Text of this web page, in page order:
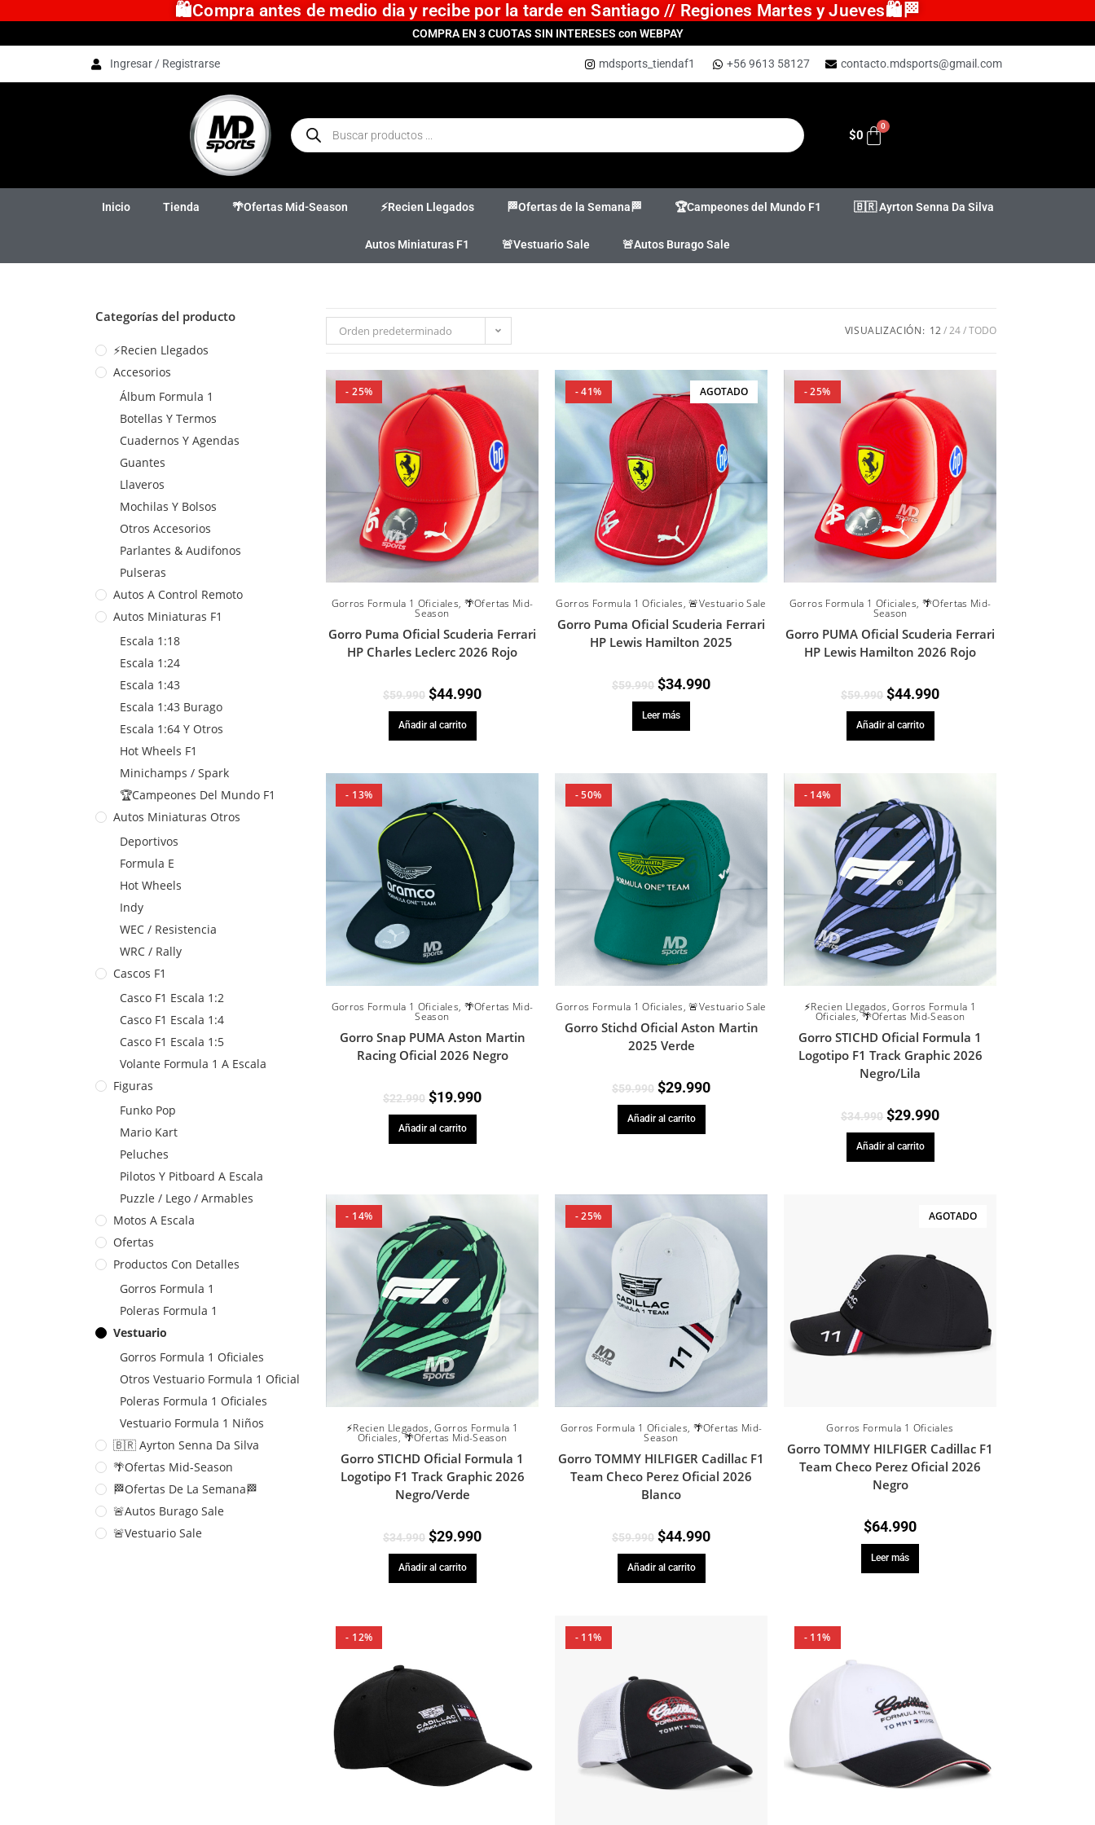
🛍️Compra antes de medio dia y recibe por la tarde en Santiago // Regiones Martes y Jueves🛍️🏁
COMPRA EN 3 CUOTAS SIN INTERESES con WEBPAY
Ingresar / Registrarse mdsports_tiendaf1 +56 9613 58127 contacto.mdsports@gmail.com
$0
Inicio Tienda 🌴Ofertas Mid-Season ⚡Recien Llegados 🏁Ofertas de la Semana🏁 🏆Campeones del Mundo F1 🇧🇷 Ayrton Senna Da Silva
Autos Miniaturas F1 🚨Vestuario Sale 🚨Autos Burago Sale
Categorías del producto
⚡Recien Llegados
Accesorios
Álbum Formula 1
Botellas Y Termos
Cuadernos Y Agendas
Guantes
Llaveros
Mochilas Y Bolsos
Otros Accesorios
Parlantes & Audifonos
Pulseras
Autos A Control Remoto
Autos Miniaturas F1
Escala 1:18
Escala 1:24
Escala 1:43
Escala 1:43 Burago
Escala 1:64 Y Otros
Hot Wheels F1
Minichamps / Spark
🏆Campeones Del Mundo F1
Autos Miniaturas Otros
Deportivos
Formula E
Hot Wheels
Indy
WEC / Resistencia
WRC / Rally
Cascos F1
Casco F1 Escala 1:2
Casco F1 Escala 1:4
Casco F1 Escala 1:5
Volante Formula 1 A Escala
Figuras
Funko Pop
Mario Kart
Peluches
Pilotos Y Pitboard A Escala
Puzzle / Lego / Armables
Motos A Escala
Ofertas
Productos Con Detalles
Gorros Formula 1
Poleras Formula 1
Vestuario
Gorros Formula 1 Oficiales
Otros Vestuario Formula 1 Oficial
Poleras Formula 1 Oficiales
Vestuario Formula 1 Niños
🇧🇷 Ayrton Senna Da Silva
🌴Ofertas Mid-Season
🏁Ofertas De La Semana🏁
🚨Autos Burago Sale
🚨Vestuario Sale
Orden predeterminado VISUALIZACIÓN: 12 24 TODO
- 25%
Gorros Formula 1 Oficiales, 🌴Ofertas Mid-
Season
Gorro Puma Oficial Scuderia Ferrari
HP Charles Leclerc 2026 Rojo
$59.990 $44.990
Añadir al carrito
AGOTADO
- 41%
Gorros Formula 1 Oficiales,🚨Vestuario Sale
Gorro Puma Oficial Scuderia Ferrari
HP Lewis Hamilton 2025
$59.990 $34.990
Leer más
- 25%
Gorros Formula 1 Oficiales, 🌴Ofertas Mid-
Season
Gorro PUMA Oficial Scuderia Ferrari
HP Lewis Hamilton 2026 Rojo
$59.990 $44.990
Añadir al carrito
- 13%
Gorros Formula 1 Oficiales, 🌴Ofertas Mid-
Season
Gorro Snap PUMA Aston Martin
Racing Oficial 2026 Negro
$22.990 $19.990
Añadir al carrito
- 50%
Gorros Formula 1 Oficiales,🚨Vestuario Sale
Gorro Stichd Oficial Aston Martin
2025 Verde
$59.990 $29.990
Añadir al carrito
- 14%
⚡Recien Llegados,Gorros Formula 1
Oficiales,🌴Ofertas Mid-Season
Gorro STICHD Oficial Formula 1
Logotipo F1 Track Graphic 2026
Negro/Lila
$34.990 $29.990
Añadir al carrito
- 14%
⚡Recien Llegados,Gorros Formula 1
Oficiales,🌴Ofertas Mid-Season
Gorro STICHD Oficial Formula 1
Logotipo F1 Track Graphic 2026
Negro/Verde
$34.990 $29.990
Añadir al carrito
- 25%
Gorros Formula 1 Oficiales, 🌴Ofertas Mid-
Season
Gorro TOMMY HILFIGER Cadillac F1
Team Checo Perez Oficial 2026
Blanco
$59.990 $44.990
Añadir al carrito
AGOTADO
Gorros Formula 1 Oficiales
Gorro TOMMY HILFIGER Cadillac F1
Team Checo Perez Oficial 2026
Negro
$64.990
Leer más
- 12% - 11% - 11%